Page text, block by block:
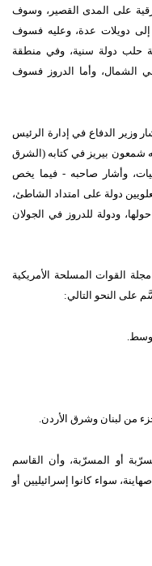
على المدى القصير، وسوف
إلى دويلات عدة، وعليه فسوف
حلب دولة سنية، وفي منطقة
الشمال، وأما الدروز فسوف
وزير الدفاع في إدارة الرئيس
شمعون بيريز في كتابه (الشرق
وأشار صاحبه - فيما يخص
دولة على امتداد الشاطئ،
ودولة للدروز في الجولان
القوات المسلحة الأمريكية
أو المسرّبة، وأن القاسم
سواء كانوا إسرائيليين أو